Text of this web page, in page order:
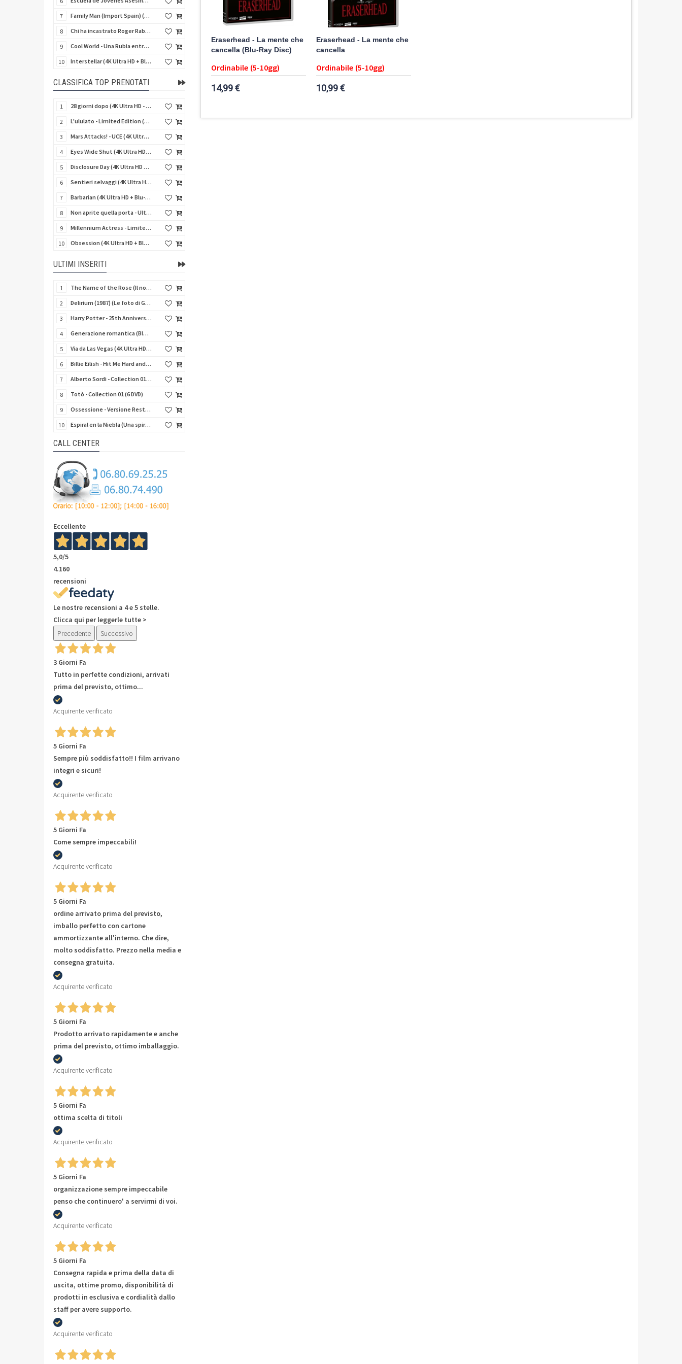
Eraserhead - La mente che
cancella (Blu-Ray Disc)
Ordinabile (5-10gg)
14,99 €
Eraserhead - La mente che
cancella
Ordinabile (5-10gg)
10,99 €
7 Family Man (Import Spain) (Blu-Ray Disc)
8 Chi ha incastrato Roger Rabbit (4K Ultra HD + Blu-Ray Disc)
9 Cool World - Una Rubia entre Dos Mundos (Fuga dal mondo dei sogni) (Import Spain) (Blu-Ray Disc)
10 Interstellar (4K Ultra HD + Blu-Ray Disc + Bonus Disc - SteelBook)
CLASSIFICA TOP PRENOTATI
1 28 giorni dopo (4K Ultra HD - SteelBook)
2 L'ululato - Limited Edition (4K Ultra HD + Blu-Ray Disc + CD + Booklet + Card)
3 Mars Attacks! - UCE (4K Ultra HD + Blu-Ray Disc - SteelBook)
4 Eyes Wide Shut (4K Ultra HD + Blu-Ray Disc - SteelBook)
5 Disclosure Day (4K Ultra HD + Blu-Ray Disc - SteelBook)
6 Sentieri selvaggi (4K Ultra HD + Blu-Ray Disc - SteelBook)
7 Barbarian (4K Ultra HD + Blu-Ray Disc - SteelBook)
8 Non aprite quella porta - Ultimate Edition (4K Ultra HD + 3 Blu-Ray Disc + 2 Bonus Disc + Booklet)
9 Millennium Actress - Limited Edition (4K Ultra HD + Blu-Ray Disc + Booklet)
10 Obsession (4K Ultra HD + Blu-Ray Disc)
ULTIMI INSERITI
1 The Name of the Rose (Il nome della rosa) (Import UK) (4K Ultra HD + Blu-Ray Disc) (NO AUDIO ITA)
2 Delirium (1987) (Le foto di Gioia) (Import UK) (4K Ultra HD + Blu-Ray Disc)
3 Harry Potter - 25th Anniversary Library Case (8 4K Ultra HD + 8 Blu-Ray Disc + Card - SteelBook)
4 Generazione romantica (Blu-Ray Disc)
5 Via da Las Vegas (4K Ultra HD + Blu-Ray Disc)
6 Billie Eilish - Hit Me Hard and Soft The Tour (Import UK) (Blu-Ray Disc) (NO AUDIO ITA)
7 Alberto Sordi - Collection 01 (6 DVD)
8 Totò - Collection 01 (6 DVD)
9 Ossessione - Versione Restaurata 4K
10 Espiral en la Niebla (Una spirale di nebbia) (Import Spain) (V.M. 18 anni)
CALL CENTER
Eccellente
5,0/5
4.160
recensioni
Le nostre recensioni a 4 e 5 stelle.
Clicca qui per leggerle tutte >
Precedente
Successivo
3 Giorni Fa
Tutto in perfette condizioni, arrivati
prima del previsto, ottimo...
Acquirente verificato
5 Giorni Fa
Sempre più soddisfatto!! I film arrivano
integri e sicuri!
Acquirente verificato
5 Giorni Fa
Come sempre impeccabili!
Acquirente verificato
5 Giorni Fa
ordine arrivato prima del previsto,
imballo perfetto con cartone
ammortizzante all'interno. Che dire,
molto soddisfatto. Prezzo nella media e
consegna gratuita.
Acquirente verificato
5 Giorni Fa
Prodotto arrivato rapidamente e anche
prima del previsto, ottimo imballaggio.
Acquirente verificato
5 Giorni Fa
ottima scelta di titoli
Acquirente verificato
5 Giorni Fa
organizzazione sempre impeccabile
penso che continuero' a servirmi di voi.
Acquirente verificato
5 Giorni Fa
Consegna rapida e prima della data di
uscita, ottime promo, disponibilità di
prodotti in esclusiva e cordialità dallo
staff per avere supporto.
Acquirente verificato